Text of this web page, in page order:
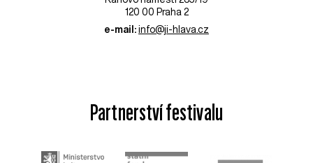
120 00 Praha 2
e-mail: info@ji-hlava.cz
Partnerství festivalu